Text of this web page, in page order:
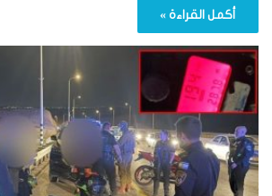
أكمل القراءة »